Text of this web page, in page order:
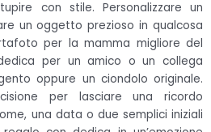
con stile. Personalizzare un
un oggetto prezioso in qualcosa
per la mamma migliore del
per un amico o un collega
oppure un ciondolo originale.
per lasciare una ricordo
una data o due semplici iniziali